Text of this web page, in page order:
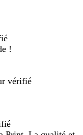
!
vérifié